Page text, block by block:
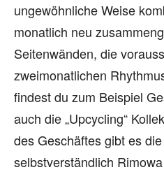
ungewöhnliche Weise
monatlich neu
Seitenwänden, die
zweimonatlichen
findest du zum Beispiel
auch die „Upcycling“
des Geschäftes gibt es
selbstverständlich